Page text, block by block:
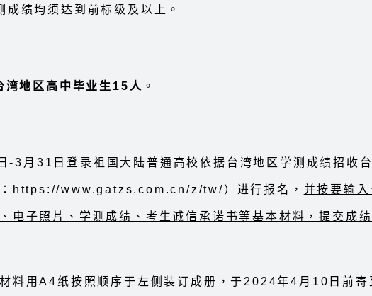
绩均须达到前标级及以上。
地区高中毕业生15人 。
-3月31日登录祖国大陆普通高校依据台湾地区学测成绩招收
：https://www.gatzs.com.cn/z/tw/）进行报名， 并按要输入
电子照片、学测成绩、考生诚信承诺书等基本材料，提交成
料用A4纸按照顺序于左侧装订成册，于2024年4月10日前寄